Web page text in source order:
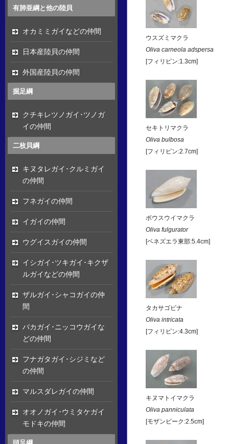
ウスズミマクラ
Oliva carneola adspersa
[フィリピン:1.3cm]
セキトリマクラ
Oliva bulbosa
[フィリピン:2.7cm]
ボウスウイマクラ
Oliva fulgurator
[ベネズエラ東部:5.4cm]
タカサゴビナ
Oliva intricata
[フィリピン:4.3cm]
キヌマトイマクラ
Oliva panniculata
[モザンビーク:2.5cm]
有肺亜綱と他の陸貝
オカミミガイなどの仲間
日本産陸貝の仲間
外国産陸貝の仲間
掘足綱
クチキレツノガイ･ツノガ
イの仲間
二枚貝綱
キヌタレガイ･クルミガイ
の仲間
フネガイの仲間
イガイの仲間
ウグイスガイの仲間
イシガイ･ツキガイ･キクザ
ルガイなどの仲間
ザルガイ･シャコガイの仲
間
バカガイ･ニッコウガイな
どの仲間
フナガタガイ･シジミなど
の仲間
マルスダレガイの仲間
オオノガイ･ウミタケガイ
モドキの仲間